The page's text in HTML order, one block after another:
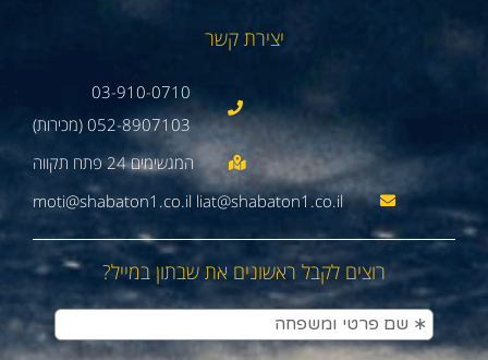
יצירת קשר
03-910-0710
052-8907103 (מכירות)
moti@shabaton1.co.il liat@shabaton1.co.il
רוצים לקבל ראשונים את שבתון במייל?